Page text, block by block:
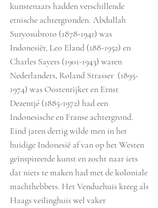
kunstenaars hadden verschillende
etnische achtergronden. Abdullah
Suryosubroto (1878-1941) was
Indonesiër, Leo Eland (188-1952) en
Charles Sayers (1901-1943) waren
Nederlanders, Roland Strasser (1895-
1974) was Oostenrijker en Ernst
Dezentjé (1885-1972) had een
Indonesische en Franse achtergrond.
Eind jaren dertig wilde men in het
huidige Indonesië af van op het Westen
geïnspireerde kunst en zocht naar iets
dat niets te maken had met de koloniale
machthebbers. Het Venduehuis kreeg als
Haags veilinghuis wel vaker